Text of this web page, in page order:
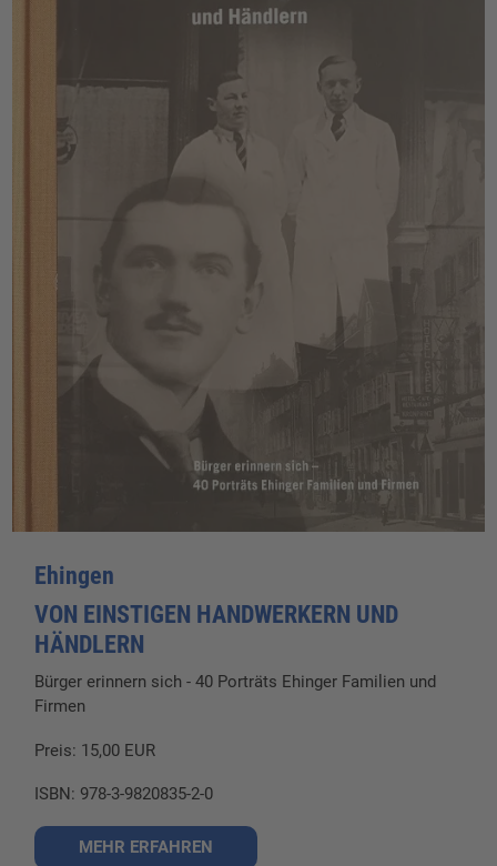
Ehingen
VON EINSTIGEN HANDWERKERN UND
HÄNDLERN
Bürger erinnern sich - 40 Porträts Ehinger Familien und
Firmen
Preis: 15,00 EUR
ISBN: 978-3-9820835-2-0
MEHR ERFAHREN